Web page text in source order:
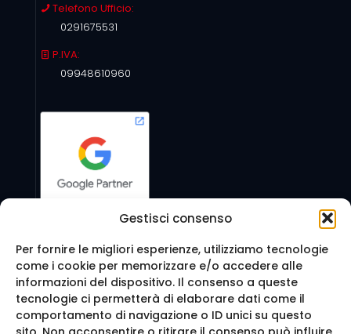
Gestisci consenso
Per fornire le migliori esperienze, utilizziamo tecnologie
come i cookie per memorizzare e/o accedere alle
informazioni del dispositivo. Il consenso a queste
tecnologie ci permetterà di elaborare dati come il
comportamento di navigazione o ID unici su questo
Telefono Ufficio:
0291675531
P.IVA:
09948610960
Seguici anche su: